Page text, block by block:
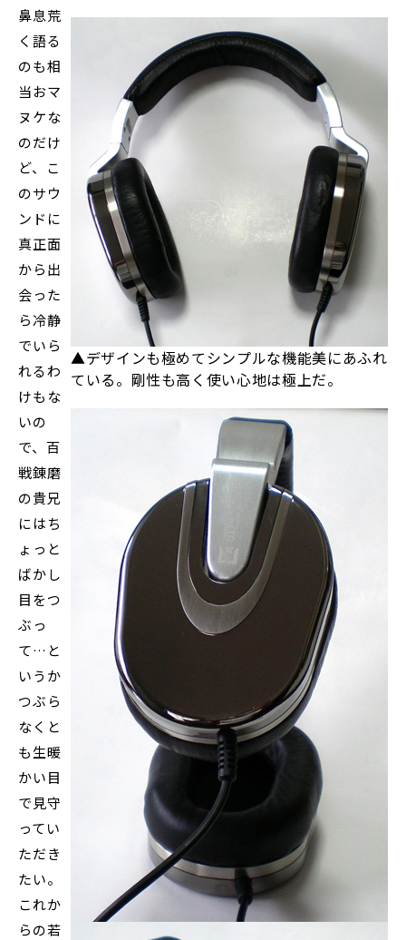
▲デザインも極めてシンプルな機能美にあふれ
ている。剛性も高く使い心地は極上だ。
鼻息荒
く語る
のも相
当おマ
ヌケな
のだけ
ど、こ
のサウ
ンドに
真正面
から出
会った
ら冷静
でいら
れるわ
けもな
いの
で、百
戦錬磨
の貴兄
にはち
ょっと
ばかし
目をつ
ぶっ
て…と
いうか
つぶら
なくと
も生暖
かい目
で見守
ってい
ただき
たい。
これか
らの若